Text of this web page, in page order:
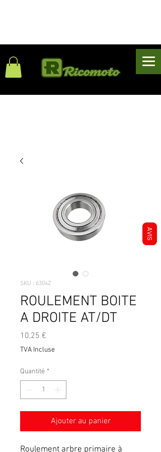
SKU : 6304Z
ROULEMENT BOITE
A DROITE AT/DT
10,25 €
TVA Incluse
Quantité *
Ajouter au panier
Roulement arbre primaire à
AVIS